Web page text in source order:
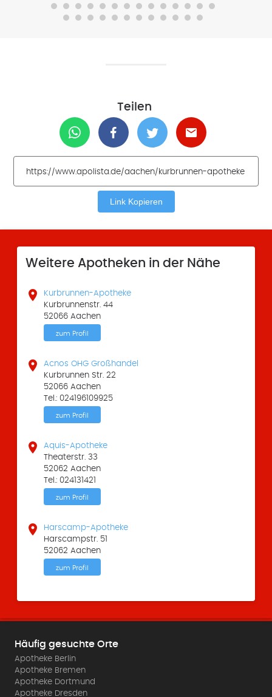
Teilen
Link Kopieren
Weitere Apotheken in der Nähe

Kurbrunnen-Apotheke
Kurbrunnenstr. 44
52066 Aachen
zum Profil

Acnos OHG Großhandel
Kurbrunnen Str. 22
52066 Aachen
Tel.: 024196109925
zum Profil

Aquis-Apotheke
Theaterstr. 33
52062 Aachen
Tel.: 024131421
zum Profil

Harscamp-Apotheke
Harscampstr. 51
52062 Aachen
zum Profil
Häufig gesuchte Orte
Apotheke Berlin
Apotheke Bremen
Apotheke Dortmund
Apotheke Dresden